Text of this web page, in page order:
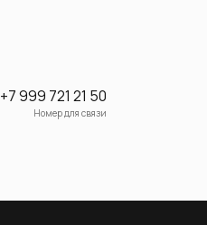
+7 999 721 21 50
Номер для связи